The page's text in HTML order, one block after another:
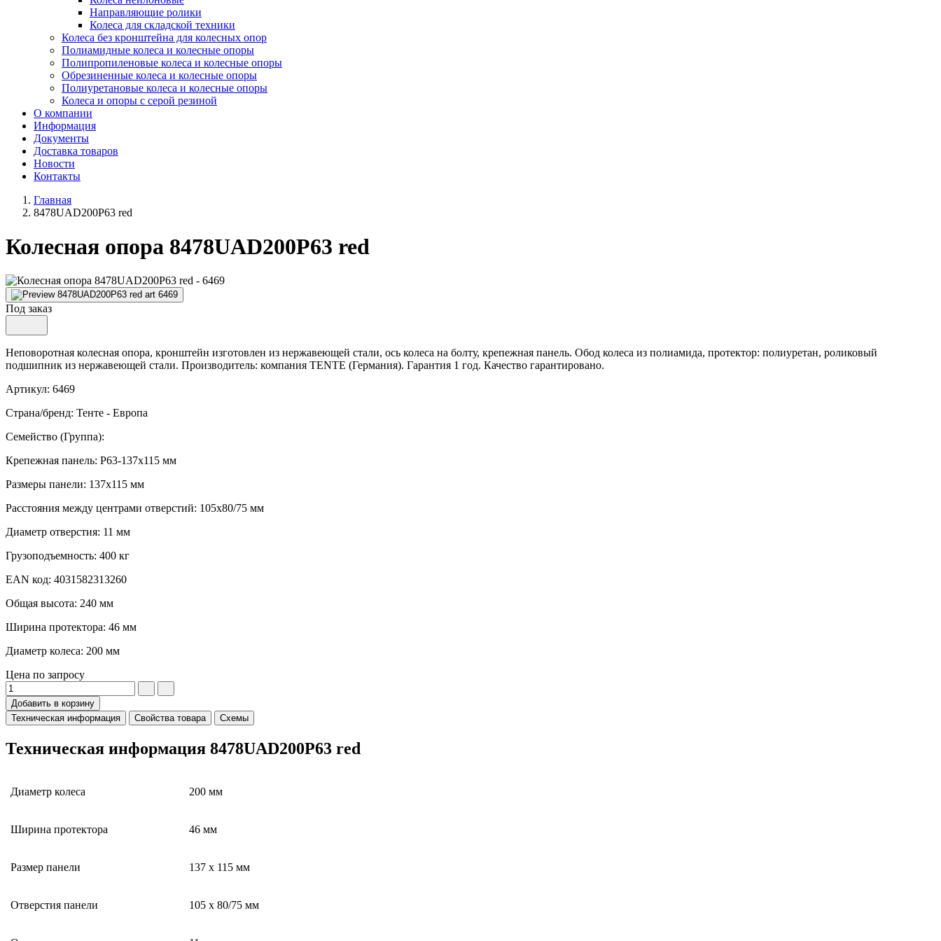
Направляющие ролики
Колеса для складской техники
Колеса без кронштейна для колесных опор
Полиамидные колеса и колесные опоры
Полипропиленовые колеса и колесные опоры
Обрезиненные колеса и колесные опоры
Полиуретановые колеса и колесные опоры
Колеса и опоры с серой резиной
О компании
Информация
Документы
Доставка товаров
Новости
Контакты
Главная
8478UAD200P63 red
Колесная опора 8478UAD200P63 red
Под заказ
Неповоротная колесная опора, кронштейн изготовлен из нержавеющей стали, ось колеса на болту, крепежная панель. Обод колеса из полиамида, протектор: полиуретан, роликовый
подшипник из нержавеющей стали. Производитель: компания TENTE (Германия). Гарантия 1 год. Качество гарантировано.
Артикул: 6469
Страна/бренд: Тенте - Европа
Семейство (Группа):
Крепежная панель: P63-137x115 мм
Размеры панели: 137x115 мм
Расстояния между центрами отверстий: 105x80/75 мм
Диаметр отверстия: 11 мм
Грузоподъемность: 400 кг
EAN код: 4031582313260
Общая высота: 240 мм
Ширина протектора: 46 мм
Диаметр колеса: 200 мм
Цена по запросу
Добавить в корзину
Техническая информация
Свойства товара Схемы
Техническая информация 8478UAD200P63 red
Диаметр колеса 200 мм
Ширина протектора 46 мм
Размер панели 137 x 115 мм
Отверстия панели 105 x 80/75 мм